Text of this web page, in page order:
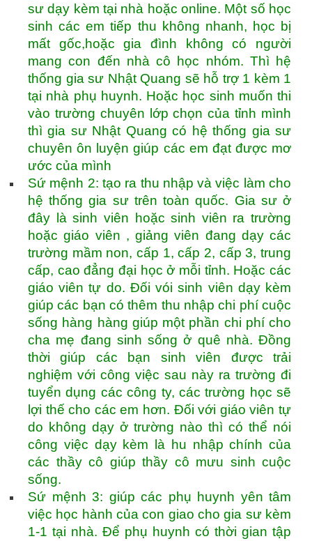
sư dạy kèm tại nhà hoặc online. Một số học
sinh các em tiếp thu không nhanh, học bị
mất gốc,hoặc gia đình không có người
mang con đến nhà cô học nhóm. Thì hệ
thống gia sư Nhật Quang sẽ hỗ trợ 1 kèm 1
tại nhà phụ huynh. Hoặc học sinh muốn thi
vào trường chuyên lớp chọn của tỉnh mình
thì gia sư Nhật Quang có hệ thống gia sư
chuyên ôn luyện giúp các em đạt được mơ
ước của mình
Sứ mệnh 2: tạo ra thu nhập và việc làm cho
hệ thống gia sư trên toàn quốc. Gia sư ở
đây là sinh viên hoặc sinh viên ra trường
hoặc giáo viên , giảng viên đang dạy các
trường mầm non, cấp 1, cấp 2, cấp 3, trung
cấp, cao đẳng đại học ở mỗi tỉnh. Hoặc các
giáo viên tự do. Đối vói sinh viên dạy kèm
giúp các bạn có thêm thu nhập chi phí cuộc
sống hàng hàng giúp một phần chi phí cho
cha mẹ đang sinh sống ở quê nhà. Đồng
thời giúp các bạn sinh viên được trải
nghiệm với công việc sau này ra trường đi
tuyển dụng các công ty, các trường học sẽ
lợi thế cho các em hơn. Đối với giáo viên tự
do không dạy ở trường nào thì có thể nói
công việc dạy kèm là hu nhập chính của
các thầy cô giúp thầy cô mưu sinh cuộc
sống.
Sứ mệnh 3: giúp các phụ huynh yên tâm
việc học hành của con giao cho gia sư kèm
1-1 tại nhà. Để phụ huynh có thời gian tập